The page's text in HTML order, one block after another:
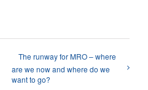
The runway for MRO – where
are we now and where do we
want to go?